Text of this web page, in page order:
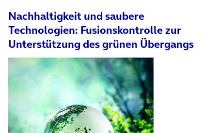
Nachhaltigkeit und saubere
Technologien: Fusionskontrolle zur
Unterstützung des grünen Übergangs